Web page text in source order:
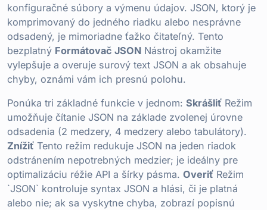
konfiguračné súbory a výmenu údajov. JSON, ktorý je
komprimovaný do jedného riadku alebo nesprávne
odsadený, je mimoriadne ťažko čitateľný. Tento
bezplatný Formátovač JSON Nástroj okamžite
vylepšuje a overuje surový text JSON a ak obsahuje
chyby, oznámi vám ich presnú polohu.
Ponúka tri základné funkcie v jednom: Skrášliť Režim
umožňuje čítanie JSON na základe zvolenej úrovne
odsadenia (2 medzery, 4 medzery alebo tabulátory).
Znížiť Tento režim redukuje JSON na jeden riadok
odstránením nepotrebných medzier; je ideálny pre
optimalizáciu réžie API a šírky pásma. Overiť Režim
`JSON` kontroluje syntax JSON a hlási, či je platná
alebo nie; ak sa vyskytne chyba, zobrazí popisnú